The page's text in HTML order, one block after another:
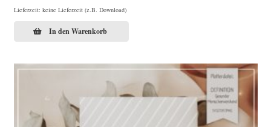
Lieferzeit: keine Lieferzeit (z.B. Download)
In den Warenkorb